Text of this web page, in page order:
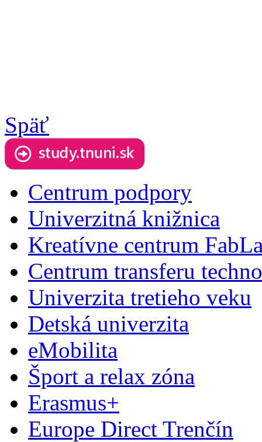
Späť
Centrum podpory
Univerzitná knižnica
Kreatívne centrum
Centrum transferu
Univerzita tretieho veku
Detská univerzita
eMobilita
Šport a relax zóna
Erasmus+
Europe Direct Trenčín